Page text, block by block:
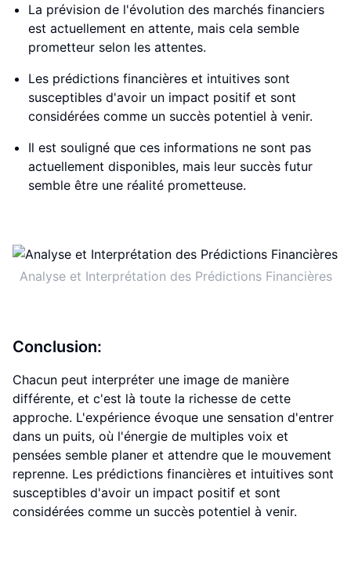
La prévision de l'évolution des marchés financiers
est actuellement en attente, mais cela semble
prometteur selon les attentes.
Les prédictions financières et intuitives sont
susceptibles d'avoir un impact positif et sont
considérées comme un succès potentiel à venir.
Il est souligné que ces informations ne sont pas
actuellement disponibles, mais leur succès futur
semble être une réalité prometteuse.
Analyse et Interprétation des Prédictions Financières
Conclusion:
Chacun peut interpréter une image de manière
différente, et c'est là toute la richesse de cette
approche. L'expérience évoque une sensation d'entrer
dans un puits, où l'énergie de multiples voix et
pensées semble planer et attendre que le mouvement
reprenne. Les prédictions financières et intuitives sont
susceptibles d'avoir un impact positif et sont
considérées comme un succès potentiel à venir.